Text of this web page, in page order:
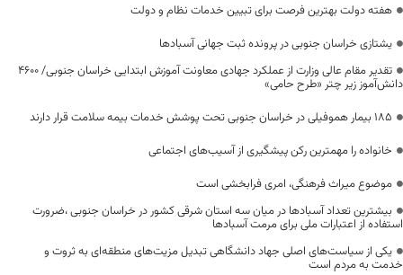
هفته دولت بهترین فرصت برای تبیین خدمات نظام و دولت
یشتازی خراسان جنوبی در پرونده ثبت جهانی آسبادها
تقدیر مقام عالی وزارت از عملکرد جهادی معاونت آموزش ابتدایی خراسان جنوبی/ ۴۶۰۰
دانش‌آموز زیر چتر «طرح حامی»
۱۸۵ بیمار هموفیلی در خراسان جنوبی تحت پوشش خدمات بیمه سلامت قرار دارند
خانواده را مهمترین رکن پیشگیری از آسیب‌های اجتماعی
موضوع میراث فرهنگی، امری فرابخشی است
بیشترین تعداد آسبادها در میان سه استان شرقی کشور در خراسان جنوبی ،ضرورت
استفاده از اعتبارات ملی برای مرمت آسبادها
یکی از سیاست‌های اصلی جهاد دانشگاهی تبدیل مزیت‌های منطقه‌ای به ثروت و
خدمت به مردم است